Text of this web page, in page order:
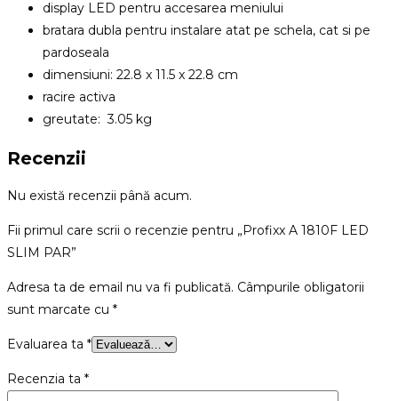
display LED pentru accesarea meniului
bratara dubla pentru instalare atat pe schela, cat si pe
pardoseala
dimensiuni: 22.8 x 11.5 x 22.8 cm
racire activa
greutate: 3.05 kg
Recenzii
Nu există recenzii până acum.
Fii primul care scrii o recenzie pentru „Profixx A 1810F LED
SLIM PAR”
Adresa ta de email nu va fi publicată. Câmpurile obligatorii
sunt marcate cu *
Evaluarea ta *
Recenzia ta *